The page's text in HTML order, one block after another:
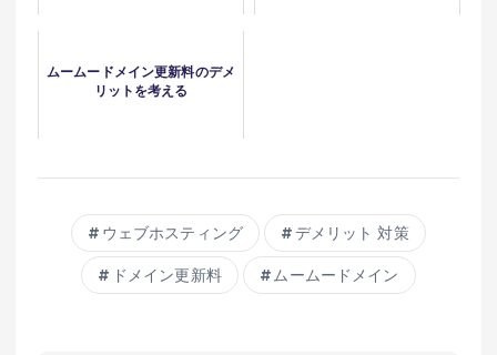
ムームードメイン更新料のデメ
リットを考える
ウェブホスティング デメリット 対策
ドメイン更新料 ムームードメイン